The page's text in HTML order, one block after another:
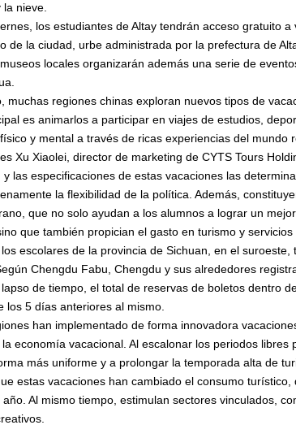
nieve.
los estudiantes de Altay tendrán acceso gratuito
de la ciudad, urbe administrada por la prefectura de
locales organizarán además una serie de
muchas regiones chinas exploran nuevos tipos de
es animarlos a participar en viajes de estudios,
y mental a través de ricas experiencias del mundo
Xu Xiaolei, director de marketing de CYTS Tours
las especificaciones de estas vacaciones las
la flexibilidad de la política. Además,
que no solo ayudan a los alumnos a lograr un
que también propician el gasto en turismo y servicios
escolares de la provincia de Sichuan, en el
Chengdu Fabu, Chengdu y sus alrededores
de tiempo, el total de reservas de boletos dentro
los 5 días anteriores al mismo.
han implementado de forma innovadora
economía vacacional. Al escalonar los periodos
más uniforme y a prolongar la temporada alta de
estas vacaciones han cambiado el consumo
Al mismo tiempo, estimulan sectores vinculados,